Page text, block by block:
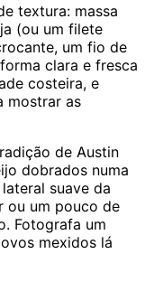
textura: massa
(ou um filete
um fio de
clara e fresca
costeira, e
mostrar as
de Austin
dobrados numa
suave da
ou um pouco de
Fotografa um
mexidos lá